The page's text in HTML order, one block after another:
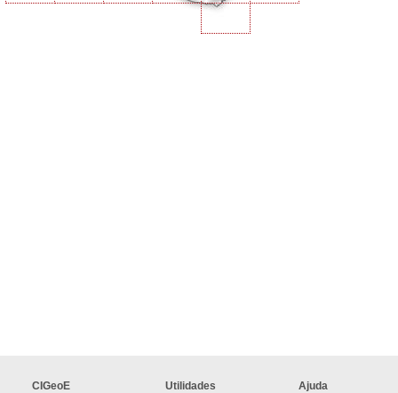
CIGeoE
Utilidades
Ajuda